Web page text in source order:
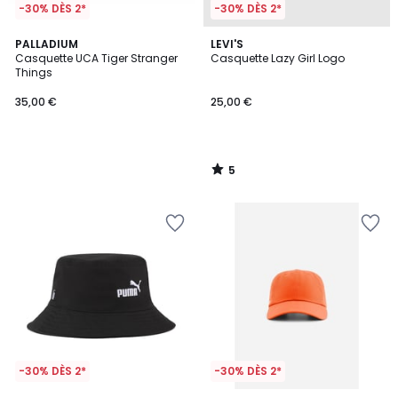
-30% DÈS 2*
PALLADIUM
Casquette UCA Tiger Stranger
Things
35,00 €
-30% DÈS 2*
LEVI'S
Casquette Lazy Girl Logo
25,00 €
5
/
5
/
-30% DÈS 2* -30% DÈS 2*